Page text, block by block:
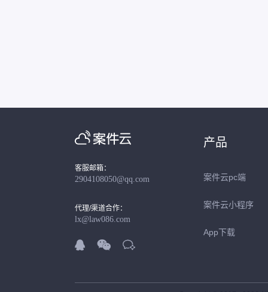
客服邮箱：
2904108050@qq.com
代理/渠道合作：
lx@law086.com
  
产品
案件云pc端
案件云小程序
App下载